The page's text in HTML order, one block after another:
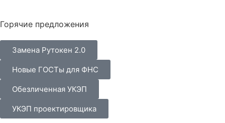
Горячие предложения
Замена Рутокен 2.0
Новые ГОСТы для ФНС
Обезличенная УКЭП
УКЭП проектировщика